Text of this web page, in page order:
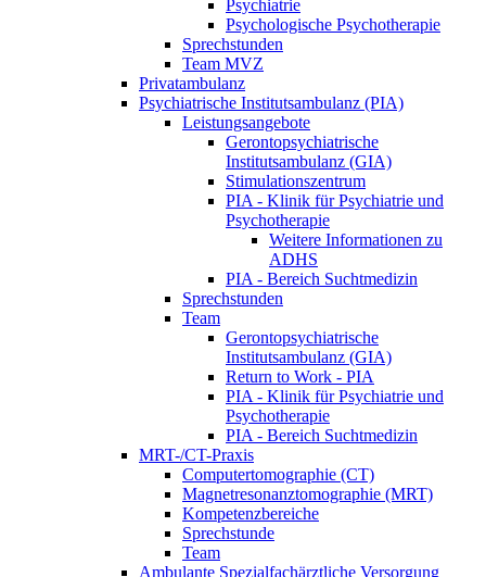
Psychiatrie
Psychologische Psychotherapie
Sprechstunden
Team MVZ
Privatambulanz
Psychiatrische Institutsambulanz (PIA)
Leistungsangebote
Gerontopsychiatrische
Institutsambulanz (GIA)
Stimulationszentrum
PIA - Klinik für Psychiatrie und
Psychotherapie
Weitere Informationen zu
ADHS
PIA - Bereich Suchtmedizin
Sprechstunden
Team
Gerontopsychiatrische
Institutsambulanz (GIA)
Return to Work - PIA
PIA - Klinik für Psychiatrie und
Psychotherapie
PIA - Bereich Suchtmedizin
MRT-/CT-Praxis
Computertomographie (CT)
Magnetresonanztomographie (MRT)
Kompetenzbereiche
Sprechstunde
Team
Ambulante Spezialfachärztliche Versorgung